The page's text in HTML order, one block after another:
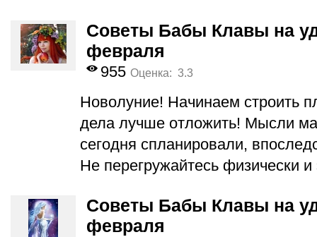
Советы Бабы Клавы на
февраля
955 Оценка: 3.3
Новолуние! Начинаем строить
дела лучше отложить! Мысли
сегодня спланировали,
Не перегружайтесь физически
Советы Бабы Клавы на
февраля